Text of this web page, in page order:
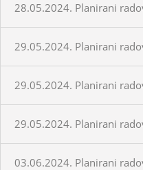
28.05.2024. Planirani
29.05.2024. Planirani
29.05.2024. Planirani
29.05.2024. Planirani
03.06.2024. Planirani